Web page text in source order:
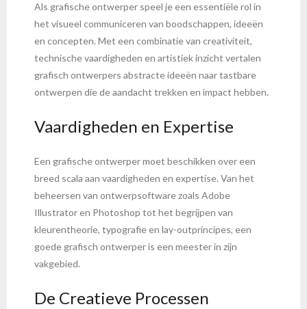
Als grafische ontwerper speel je een essentiële rol in
het visueel communiceren van boodschappen, ideeën
en concepten. Met een combinatie van creativiteit,
technische vaardigheden en artistiek inzicht vertalen
grafisch ontwerpers abstracte ideeën naar tastbare
ontwerpen die de aandacht trekken en impact hebben.
Vaardigheden en Expertise
Een grafische ontwerper moet beschikken over een
breed scala aan vaardigheden en expertise. Van het
beheersen van ontwerpsoftware zoals Adobe
Illustrator en Photoshop tot het begrijpen van
kleurentheorie, typografie en lay-outprincipes, een
goede grafisch ontwerper is een meester in zijn
vakgebied.
De Creatieve Processen